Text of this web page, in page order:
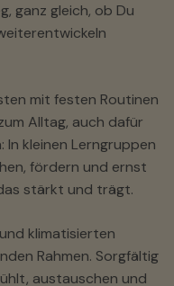
ganz gleich, ob Du
mit festen Routinen
Alltag, auch dafür
kleinen Lerngruppen
fördern und ernst
stärkt und trägt.
klimatisierten
Rahmen. Sorgfältig
austauschen und